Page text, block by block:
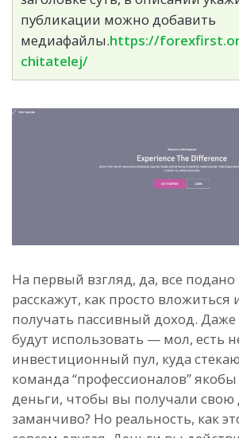
публикации можно добавить
медиафайлы.https://
chitatelej/
На первый взгляд, да, все подано
расскажут, как просто вложиться
получать пассивный доход.
будут использовать — мол, есть
инвестиционный пул, куда
команда “профессионалов” якобы
деньги, чтобы вы получали свою
заманчиво? Но реальность, как